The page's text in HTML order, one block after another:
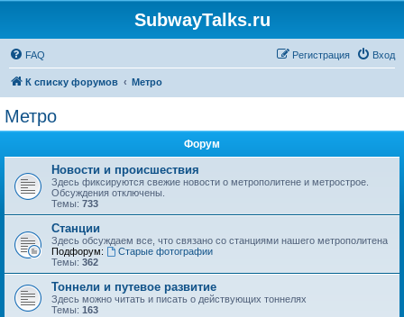
SubwayTalks.ru
FAQ Вход
Регистрация
К списку форумов Метро
Метро
Форум
Новости и происшествия
Здесь фиксируются свежие новости о метрополитене и метрострое.
Обсуждения отключены.
Темы: 733
Станции
Здесь обсуждаем все, что связано со станциями нашего метрополитена
Подфорум:
Старые фотографии
Темы: 362
Тоннели и путевое развитие
Здесь можно читать и писать о действующих тоннелях
Темы: 163